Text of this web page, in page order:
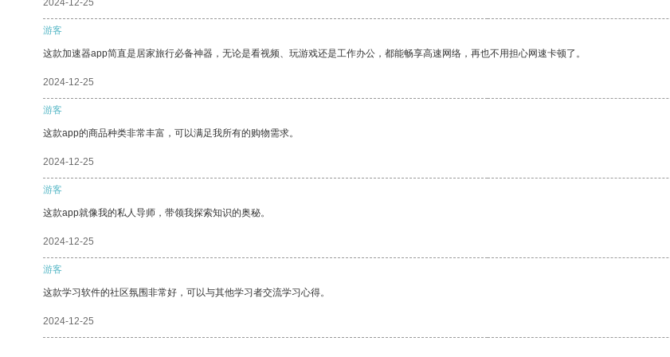
2024-12-25
游客
这款加速器app简直是居家旅行必备神器，无论是看视频、玩游戏还是工作办公，都能畅享高速网络，再也不用担心网速卡顿了。
2024-12-25
游客
这款app的商品种类非常丰富，可以满足我所有的购物需求。
2024-12-25
游客
这款app就像我的私人导师，带领我探索知识的奥秘。
2024-12-25
游客
这款学习软件的社区氛围非常好，可以与其他学习者交流学习心得。
2024-12-25